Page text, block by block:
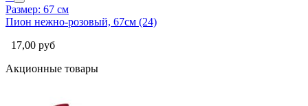
Размер: 67 см
Пион нежно-розовый, 67см (24)
17,00 руб
Акционные товары